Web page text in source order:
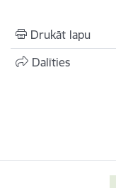
Drukāt lapu
Dalīties